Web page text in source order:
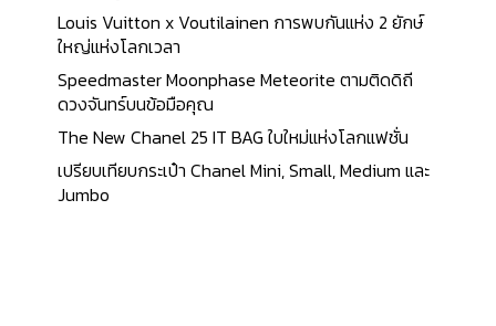
Louis Vuitton x Voutilainen การพบกันแห่ง 2 ยักษ์
ใหญ่แห่งโลกเวลา
Speedmaster Moonphase Meteorite ตามติดดิถี
ดวงจันทร์บนข้อมือคุณ
The New Chanel 25 IT BAG ใบใหม่แห่งโลกแฟชั่น
เปรียบเทียบกระเป๋า Chanel Mini, Small, Medium และ
Jumbo